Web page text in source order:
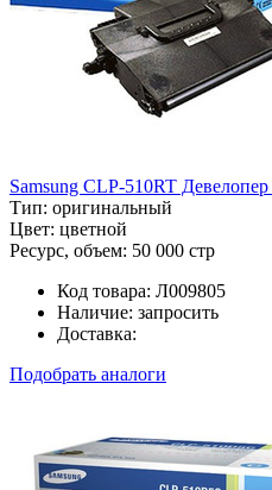
Samsung CLP-510RT
Тип: оригинальный
Цвет: цветной
Ресурс, объем: 50 000 стр
Код товара: Л009805
Наличие: запросить
Доставка:
Подобрать аналоги